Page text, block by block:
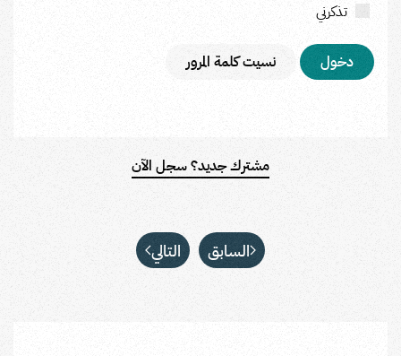
تذكرني
نسيت كلمة المرور
مشترك جديد؟ سجل الآن
السابق التالي